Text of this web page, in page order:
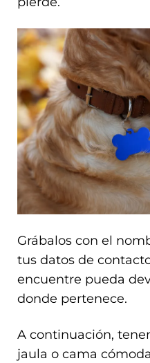
Grábalos con el
tus datos de
encuentre pueda
donde pertenece.
A continuación,
jaula o cama